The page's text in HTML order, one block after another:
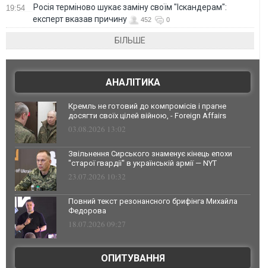
19:54
Росія терміново шукає заміну своїм "Іскандерам":
експерт вказав причину
452 0
БІЛЬШЕ
АНАЛІТИКА
Кремль не готовий до компромісів і прагне
досягти своїх цілей війною, - Foreign Affairs
03.08.2026 13:02
Звільнення Сирського знаменує кінець епохи
"старої гвардії" в українській армії — NYT
23.07.2026 10:32
Повний текст резонансного брифінга Михайла
Федорова
18.07.2026 09:27
ОПИТУВАННЯ